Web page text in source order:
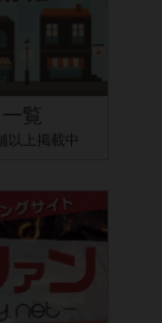
覧
以上掲載中